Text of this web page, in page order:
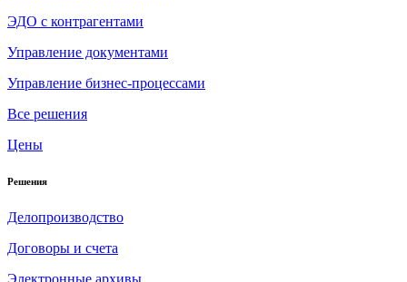
ЭДО с контрагентами
Управление документами
Управление бизнес-процессами
Все решения
Цены
Решения
Делопроизводство
Договоры и счета